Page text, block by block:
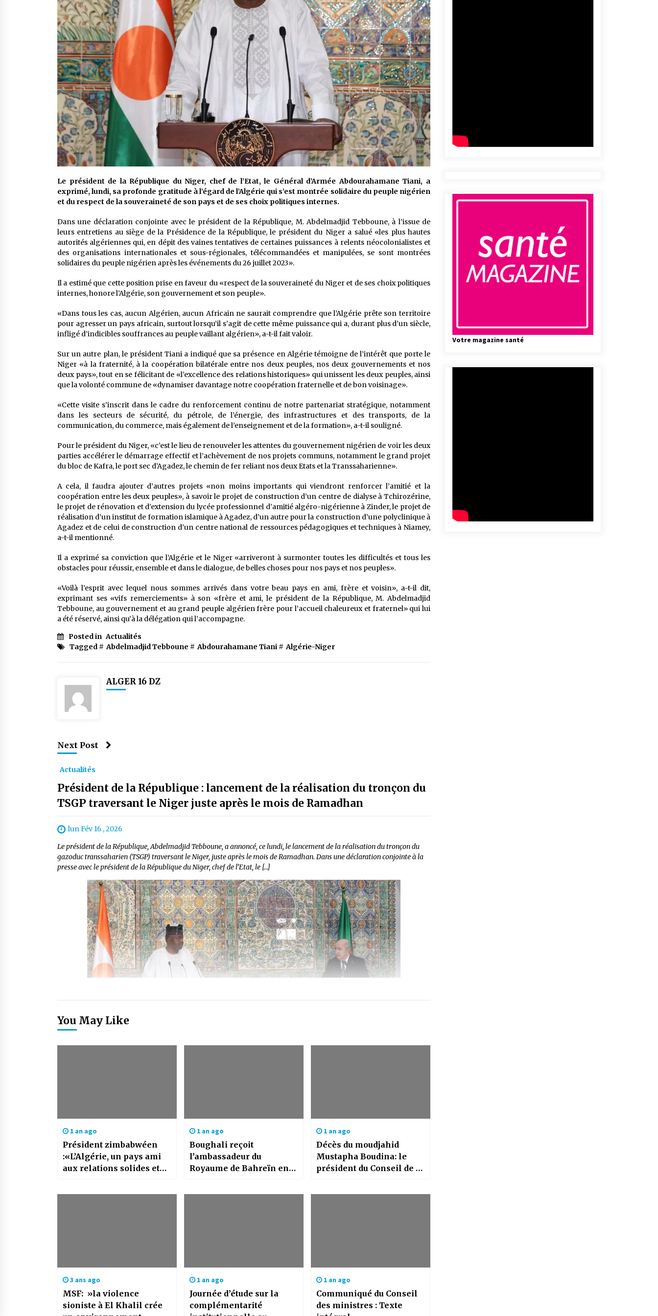
Le président de la République du Niger, chef de l’Etat, le Général d’Armée Abdourahamane Tiani, a
exprimé, lundi, sa profonde gratitude à l’égard de l’Algérie qui s’est montrée solidaire du peuple nigérien
et du respect de la souveraineté de son pays et de ses choix politiques internes.
Dans une déclaration conjointe avec le président de la République, M. Abdelmadjid Tebboune, à l’issue de
leurs entretiens au siège de la Présidence de la République, le président du Niger a salué «les plus hautes
autorités algériennes qui, en dépit des vaines tentatives de certaines puissances à relents néocolonialistes et
des organisations internationales et sous-régionales, télécommandées et manipulées, se sont montrées
solidaires du peuple nigérien après les événements du 26 juillet 2023».
Il a estimé que cette position prise en faveur du «respect de la souveraineté du Niger et de ses choix politiques
internes, honore l’Algérie, son gouvernement et son peuple».
«Dans tous les cas, aucun Algérien, aucun Africain ne saurait comprendre que l’Algérie prête son territoire
pour agresser un pays africain, surtout lorsqu’il s’agit de cette même puissance qui a, durant plus d’un siècle,
infligé d’indicibles souffrances au peuple vaillant algérien», a-t-il fait valoir.
Sur un autre plan, le président Tiani a indiqué que sa présence en Algérie témoigne de l’intérêt que porte le
Niger «à la fraternité, à la coopération bilatérale entre nos deux peuples, nos deux gouvernements et nos
deux pays», tout en se félicitant de «l’excellence des relations historiques» qui unissent les deux peuples, ainsi
que la volonté commune de «dynamiser davantage notre coopération fraternelle et de bon voisinage».
«Cette visite s’inscrit dans le cadre du renforcement continu de notre partenariat stratégique, notamment
dans les secteurs de sécurité, du pétrole, de l’énergie, des infrastructures et des transports, de la
communication, du commerce, mais également de l’enseignement et de la formation», a-t-il souligné.
Pour le président du Niger, «c’est le lieu de renouveler les attentes du gouvernement nigérien de voir les deux
parties accélérer le démarrage effectif et l’achèvement de nos projets communs, notamment le grand projet
du bloc de Kafra, le port sec d’Agadez, le chemin de fer reliant nos deux Etats et la Transsaharienne».
A cela, il faudra ajouter d’autres projets «non moins importants qui viendront renforcer l’amitié et la
coopération entre les deux peuples», à savoir le projet de construction d’un centre de dialyse à Tchirozérine,
le projet de rénovation et d’extension du lycée professionnel d’amitié algéro-nigérienne à Zinder, le projet de
réalisation d’un institut de formation islamique à Agadez, d’un autre pour la construction d’une polyclinique à
Agadez et de celui de construction d’un centre national de ressources pédagogiques et techniques à Niamey,
a-t-il mentionné.
Il a exprimé sa conviction que l’Algérie et le Niger «arriveront à surmonter toutes les difficultés et tous les
obstacles pour réussir, ensemble et dans le dialogue, de belles choses pour nos pays et nos peuples».
«Voilà l’esprit avec lequel nous sommes arrivés dans votre beau pays en ami, frère et voisin», a-t-il dit,
exprimant ses «vifs remerciements» à son «frère et ami, le président de la République, M. Abdelmadjid
Tebboune, au gouvernement et au grand peuple algérien frère pour l’accueil chaleureux et fraternel» qui lui
a été réservé, ainsi qu’à la délégation qui l’accompagne.
Posted in Actualités
Tagged # Abdelmadjid Tebboune # Abdourahamane Tiani # Algérie-Niger
ALGER 16 DZ
Next Post
Actualités
Président de la République : lancement de la réalisation du tronçon du
TSGP traversant le Niger juste après le mois de Ramadhan
lun Fév 16 , 2026
Le président de la République, Abdelmadjid Tebboune, a annoncé, ce lundi, le lancement de la réalisation du tronçon du
gazoduc transsaharien (TSGP) traversant le Niger, juste après le mois de Ramadhan. Dans une déclaration conjointe à la
presse avec le président de la République du Niger, chef de l’Etat, le […]
You May Like
1 an ago
Président zimbabwéen
:«L’Algérie, un pays ami
aux relations solides et
1 an ago
Boughali reçoit
l’ambassadeur du
Royaume de Bahreïn en
1 an ago
Décès du moudjahid
Mustapha Boudina: le
président du Conseil de la
3 ans ago
MSF: »la violence
sioniste à El Khalil crée
1 an ago
Journée d’étude sur la
complémentarité
1 an ago
Communiqué du Conseil
des ministres : Texte
Votre magazine santé